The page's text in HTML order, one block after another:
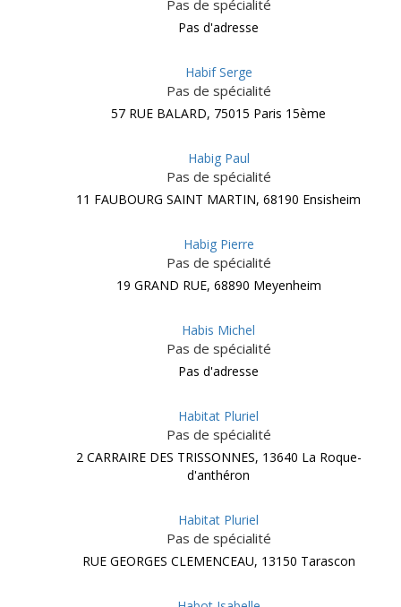
Pas de spécialité
Pas d'adresse
Habif Serge
Pas de spécialité
57 RUE BALARD, 75015 Paris 15ème
Habig Paul
Pas de spécialité
11 FAUBOURG SAINT MARTIN, 68190 Ensisheim
Habig Pierre
Pas de spécialité
19 GRAND RUE, 68890 Meyenheim
Habis Michel
Pas de spécialité
Pas d'adresse
Habitat Pluriel
Pas de spécialité
2 CARRAIRE DES TRISSONNES, 13640 La Roque-
d'anthéron
Habitat Pluriel
Pas de spécialité
RUE GEORGES CLEMENCEAU, 13150 Tarascon